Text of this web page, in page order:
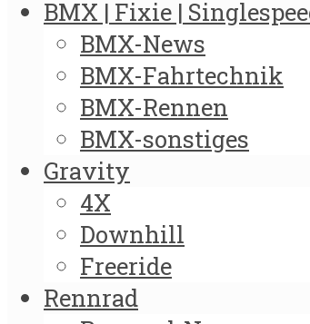
BMX | Fixie |
BMX-News
BMX-Fahrtechnik
BMX-Rennen
BMX-sonstiges
Gravity
4X
Downhill
Freeride
Rennrad